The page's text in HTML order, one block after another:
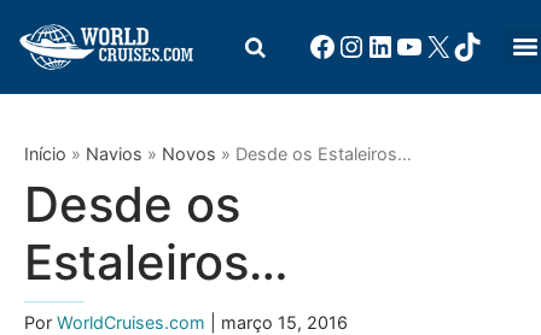
Início » Navios » Novos » Desde os Estaleiros…
Desde os
Estaleiros…
Por WorldCruises.com | março 15, 2016